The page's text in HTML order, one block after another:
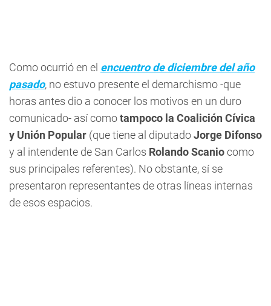
Como ocurrió en el encuentro de diciembre del año
pasado, no estuvo presente el demarchismo -que
horas antes dio a conocer los motivos en un duro
comunicado- así comotampoco la Coalición Cívica
y Unión Popular (que tiene al diputadoJorge Difonso
y al intendente de San Carlos Rolando Scaniocomo
sus principales referentes). No obstante, sí se
presentaron representantes de otras líneas internas
de esos espacios.